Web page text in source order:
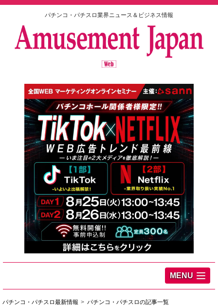
パチンコ・パチスロ業界ニュース＆ビジネス情報
MENU
パチンコ・パチスロ最新情報 パチンコ・パチスロの記事一覧